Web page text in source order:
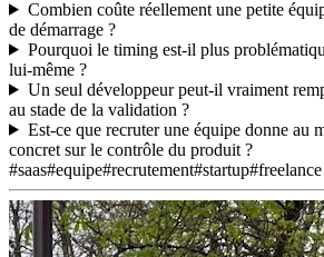
Combien coûte réellement une petite
de démarrage ?
Pourquoi le timing est-il plus
lui-même ?
Un seul développeur peut-il vraiment
au stade de la validation ?
Est-ce que recruter une équipe donne au
concret sur le contrôle du produit ?
#saas#equipe#recrutement#startup#freelance